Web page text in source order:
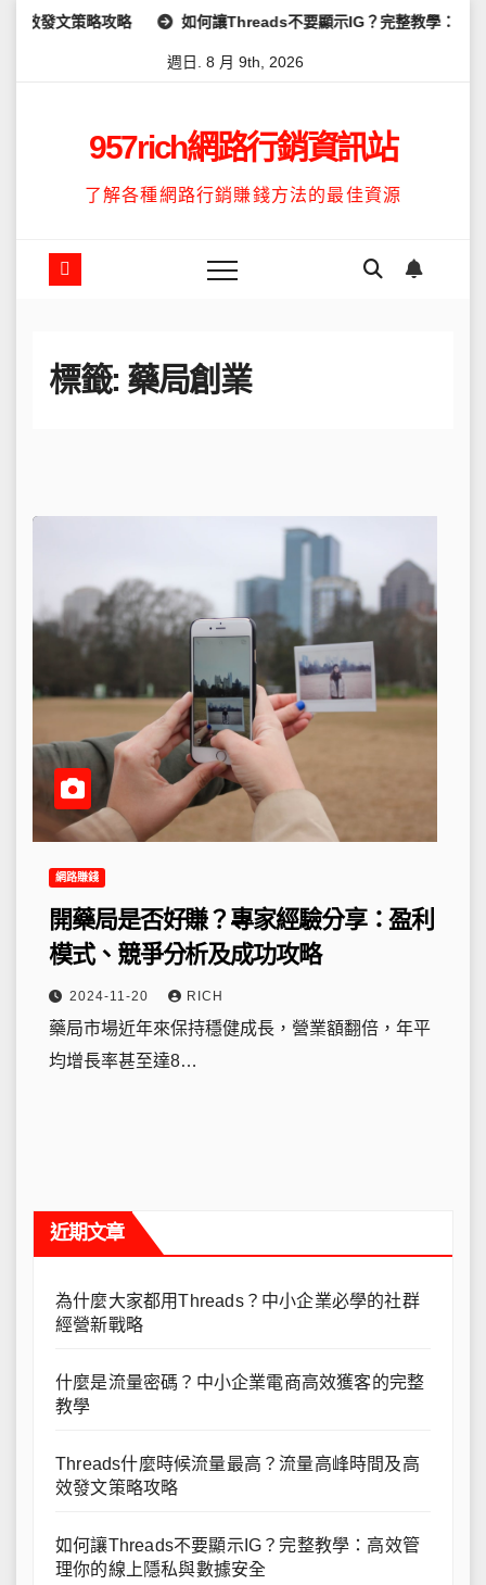
Skip文策略攻略 如何讓Threads不要顯示IG？完整教學：高效管
週日. 8 月 9th, 2026
957rich網路行銷資訊站
了解各種網路行銷賺錢方法的最佳資源
標籤: 藥局創業
網路賺錢
開藥局是否好賺？專家經驗分享：盈利
模式、競爭分析及成功攻略
2024-11-20 RICH
藥局市場近年來保持穩健成長，營業額翻倍，年平
均增長率甚至達8…
近期文章
為什麼大家都用Threads？中小企業必學的社群
經營新戰略
什麼是流量密碼？中小企業電商高效獲客的完整
教學
Threads什麼時候流量最高？流量高峰時間及高
效發文策略攻略
如何讓Threads不要顯示IG？完整教學：高效管
理你的線上隱私與數據安全